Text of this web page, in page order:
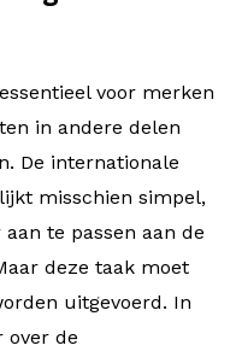
voor merken
in andere delen
De internationale
misschien simpel,
te passen aan de
deze taak moet
uitgevoerd. In
de